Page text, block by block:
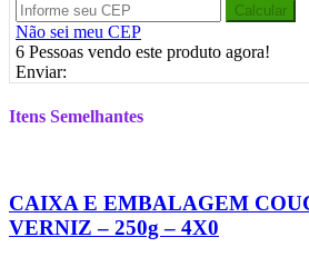
Calcular
Não sei meu CEP
6 Pessoas vendo este produto agora!
Enviar:
Itens Semelhantes
CAIXA E EMBALAGEM
VERNIZ – 250g – 4X0